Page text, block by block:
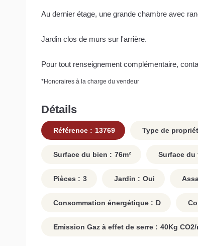
Au dernier étage, une grande chambre avec
Jardin clos de murs sur l'arrière.
Pour tout renseignement complémentaire,
*Honoraires à la charge du vendeur
Détails
Référence : 13769 Type de
Surface du bien : 76m² Surface du
Pièces : 3 Jardin : Oui
Consommation énergétique : D
Emission Gaz à effet de serre : 40Kg